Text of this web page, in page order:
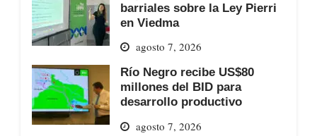
barriales sobre la Ley Pierri
en Viedma
agosto 7, 2026
Río Negro recibe US$80
millones del BID para
desarrollo productivo
agosto 7, 2026